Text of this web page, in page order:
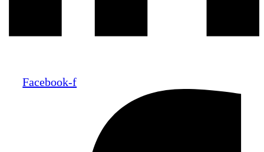
Facebook-f